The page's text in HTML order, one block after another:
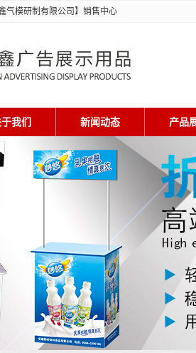
气模研制有限公司】销售中心
我们 新闻动态 产品